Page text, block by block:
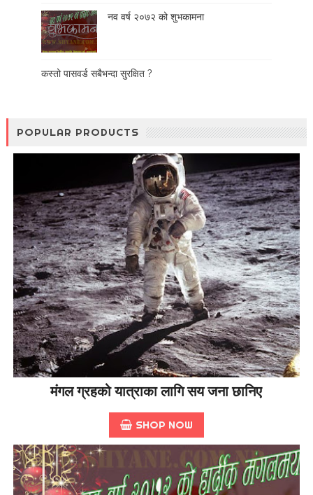
नव वर्ष २०७२ को शुभकामना
कस्तो पासवर्ड सबैभन्दा सुरक्षित ?
POPULAR PRODUCTS
मंगल ग्रहको यात्राका लागि सय जना छानिए
SHOP NOW